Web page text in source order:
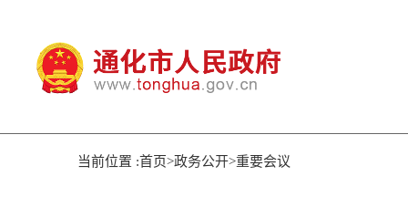
当前位置 :首页>政务公开>重要会议